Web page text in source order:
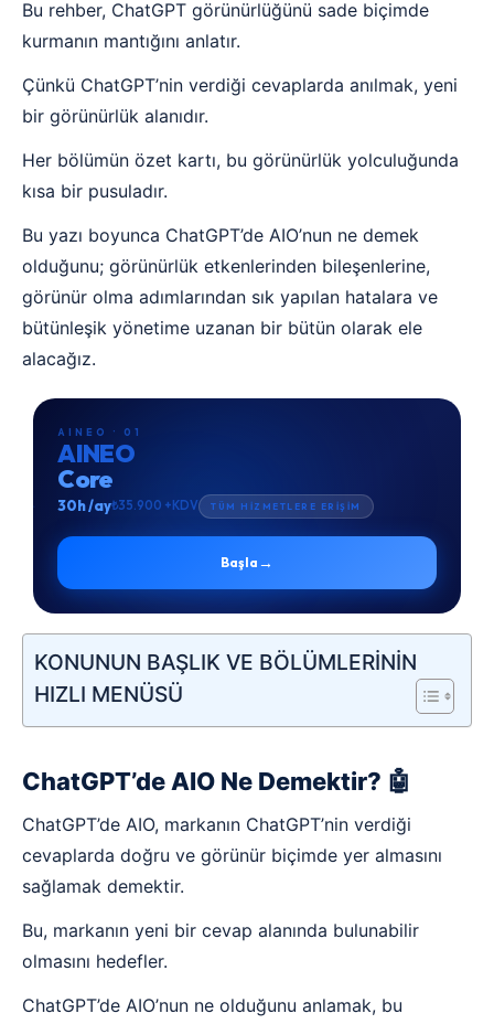
Bu rehber, ChatGPT görünürlüğünü sade biçimde
kurmanın mantığını anlatır.
Çünkü ChatGPT’nin verdiği cevaplarda anılmak, yeni
bir görünürlük alanıdır.
Her bölümün özet kartı, bu görünürlük yolculuğunda
kısa bir pusuladır.
Bu yazı boyunca ChatGPT’de AIO’nun ne demek
olduğunu; görünürlük etkenlerinden bileşenlerine,
görünür olma adımlarından sık yapılan hatalara ve
bütünleşik yönetime uzanan bir bütün olarak ele
alacağız.
AINEO · 01
AINEO
Core
30h /ay₺35.900 +KDV TÜM HİZMETLERE ERİŞİM
Başla →
KONUNUN BAŞLIK VE BÖLÜMLERİNİN
HIZLI MENÜSÜ
ChatGPT’de AIO Ne Demektir? 🤖
ChatGPT’de AIO, markanın ChatGPT’nin verdiği
cevaplarda doğru ve görünür biçimde yer almasını
sağlamak demektir.
Bu, markanın yeni bir cevap alanında bulunabilir
olmasını hedefler.
ChatGPT’de AIO’nun ne olduğunu anlamak, bu